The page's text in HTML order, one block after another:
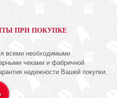
ПРИ ПОКУПКЕ
всеми необходимыми
чеками и фабричной
надежности Вашей покупки.